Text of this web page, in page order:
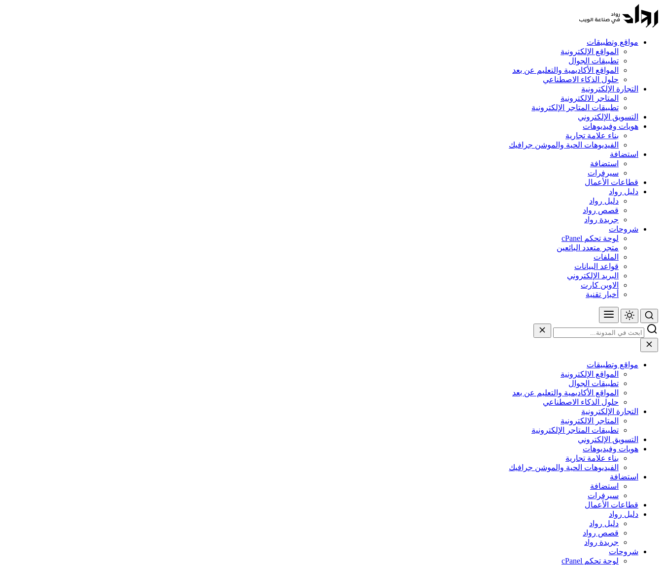
مواقع وتطبيقات
المواقع الإلكترونية
تطبيقات الجوال
المواقع الأكاديمية والتعليم عن بعد
حلول الذكاء الاصطناعي
التجارة الإلكترونية
المتاجر الالكترونية
تطبيقات المتاجر الإلكترونية
التسويق الإلكتروني
هويات وفيديوهات
بناء علامة تجارية
الفيديوهات الحية والموشن جرافيك
استضافة
استضافة
سيرفرات
قطاعات الأعمال
دليل رواد
دليل رواد
قصص رواد
جريدة رواد
شروحات
لوحة تحكم cPanel
متجر متعدد البائعين
الملفات
قواعد البيانات
البريد الإلكتروني
الاوبن كارت
أخبار تقنية
مواقع وتطبيقات
المواقع الإلكترونية
تطبيقات الجوال
المواقع الأكاديمية والتعليم عن بعد
حلول الذكاء الاصطناعي
التجارة الإلكترونية
المتاجر الالكترونية
تطبيقات المتاجر الإلكترونية
التسويق الإلكتروني
هويات وفيديوهات
بناء علامة تجارية
الفيديوهات الحية والموشن جرافيك
استضافة
استضافة
سيرفرات
قطاعات الأعمال
دليل رواد
دليل رواد
قصص رواد
جريدة رواد
شروحات
لوحة تحكم cPanel